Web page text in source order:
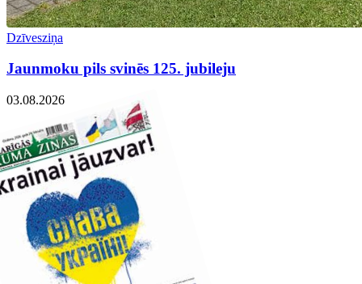
Dzīvesziņa
Jaunmoku pils svinēs 125. jubileju
03.08.2026